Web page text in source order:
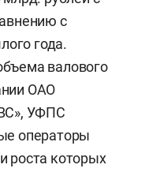
с
года.
валового
ОАО
УФПС
операторы
роста которых